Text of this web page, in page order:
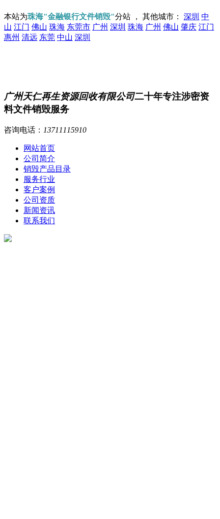
本站为珠海"金融银行文件销毁"分站 ， 其他城市： 深圳 中
山 江门 佛山 珠海 东莞市 广州 深圳 珠海 广州 佛山 肇庆 江门
惠州 清远 东莞 中山 深圳
广州天仁再生资源回收有限公司二十年专注涉密资
料文件销毁服务
咨询电话： 13711115910
网站首页
公司简介
销毁产品目录
服务行业
客户案例
公司资质
新闻资讯
联系我们